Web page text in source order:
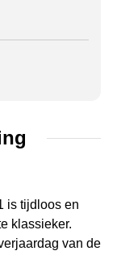
is tijdloos en
klassieker.
van de